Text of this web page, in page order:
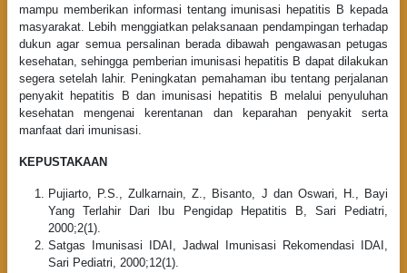
mampu memberikan informasi tentang imunisasi hepatitis B kepada
masyarakat. Lebih menggiatkan pelaksanaan pendampingan terhadap
dukun agar semua persalinan berada dibawah pengawasan petugas
kesehatan, sehingga pemberian imunisasi hepatitis B dapat dilakukan
segera setelah lahir. Peningkatan pemahaman ibu tentang perjalanan
penyakit hepatitis B dan imunisasi hepatitis B melalui penyuluhan
kesehatan mengenai kerentanan dan keparahan penyakit serta
manfaat dari imunisasi.
KEPUSTAKAAN
Pujiarto, P.S., Zulkarnain, Z., Bisanto, J dan Oswari, H., Bayi
Yang Terlahir Dari Ibu Pengidap Hepatitis B, Sari Pediatri,
2000;2(1).
Satgas Imunisasi IDAI, Jadwal Imunisasi Rekomendasi IDAI,
Sari Pediatri, 2000;12(1).